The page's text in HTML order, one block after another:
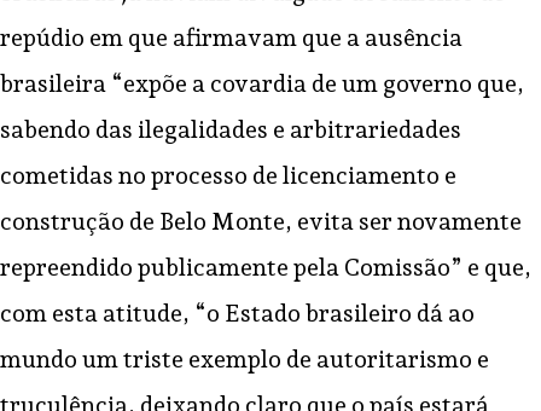
repúdio em que afirmavam que a ausência
brasileira “expõe a covardia de um governo que,
sabendo das ilegalidades e arbitrariedades
cometidas no processo de licenciamento e
construção de Belo Monte, evita ser novamente
repreendido publicamente pela Comissão” e que,
com esta atitude, “o Estado brasileiro dá ao
mundo um triste exemplo de autoritarismo e
truculência, deixando claro que o país estará